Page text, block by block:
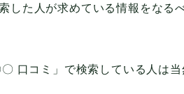
した人が求めている情報をなる
〇 口コミ」で検索している人は